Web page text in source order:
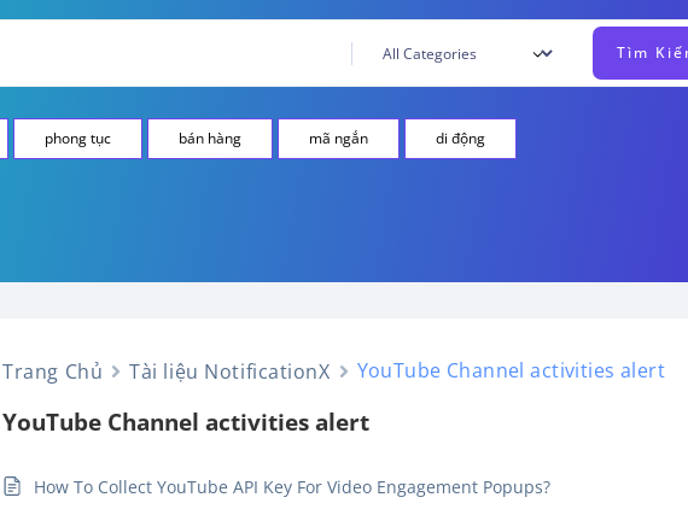
phong tục bán hàng mã ngắn di động
Trang Chủ Tài liệu NotificationX YouTube Channel activities alert
YouTube Channel activities alert
How To Collect YouTube API Key For Video Engagement Popups?